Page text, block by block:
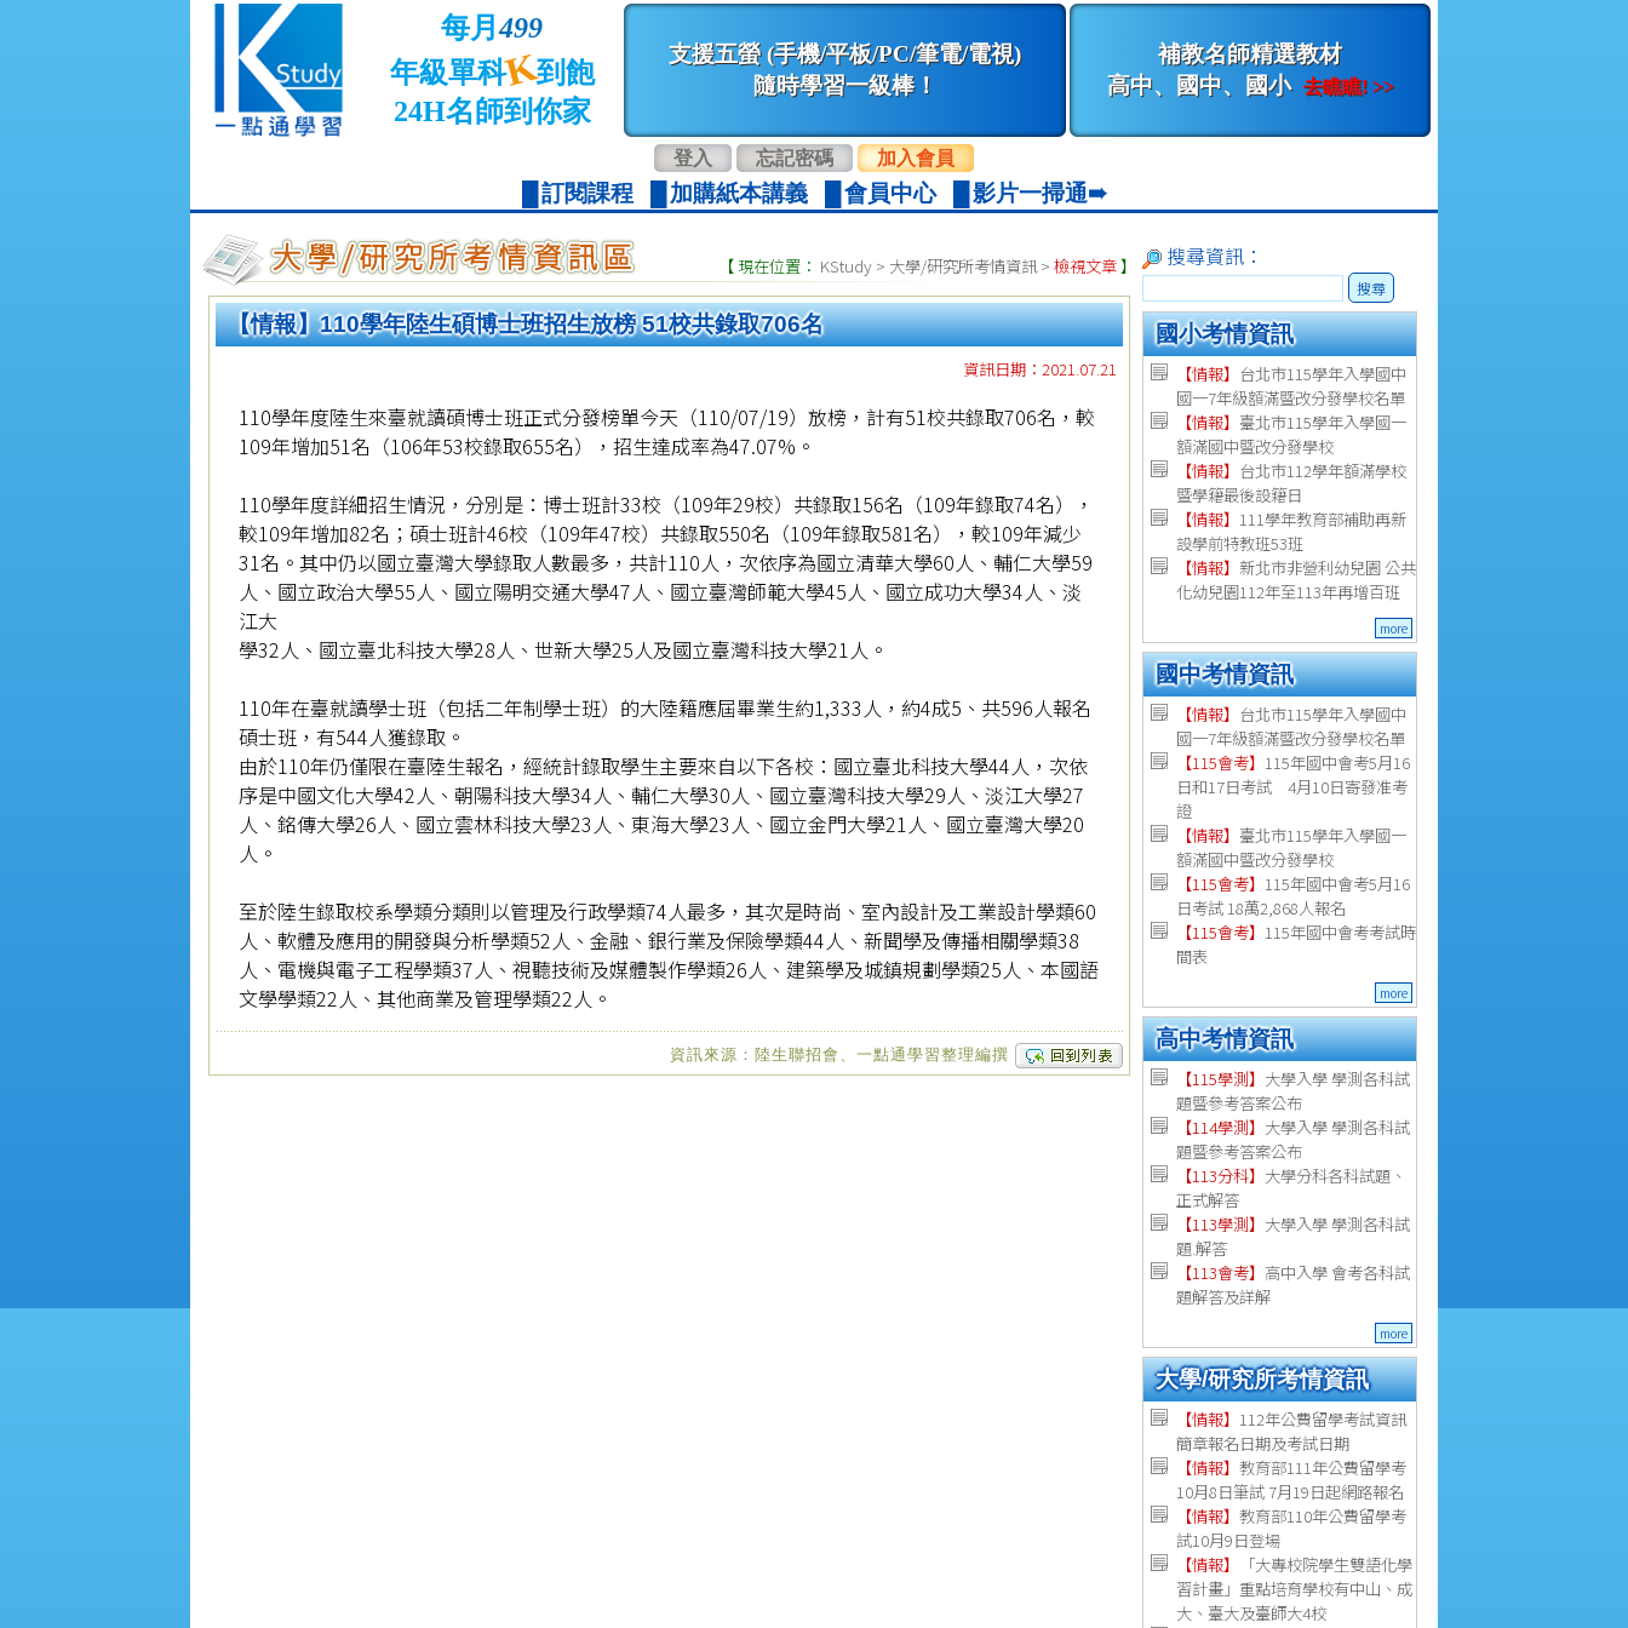
每月499
年級單科K到飽
24H名師到你家
支援五螢 (手機/平板/PC/筆電/電視)
隨時學習一級棒！
補教名師精選教材
高中、國中、國小 去瞧瞧! >>
登入 忘記密碼 加入會員
訂閱課程 加購紙本講義 會員中心 影片一掃通➠
【 現在位置： KStudy > 大學/研究所考情資訊>檢視文章】
【情報】110學年陸生碩博士班招生放榜 51校共錄取706名
資訊日期：2021.07.21
110學年度陸生來臺就讀碩博士班正式分發榜單今天（110/07/19）放榜，計有51校共錄取706名，較
109年增加51名（106年53校錄取655名），招生達成率為47.07%。
110學年度詳細招生情況，分別是：博士班計33校（109年29校）共錄取156名（109年錄取74名），
較109年增加82名；碩士班計46校（109年47校）共錄取550名（109年錄取581名），較109年減少
31名。其中仍以國立臺灣大學錄取人數最多，共計110人，次依序為國立清華大學60人、輔仁大學59
人、國立政治大學55人、國立陽明交通大學47人、國立臺灣師範大學45人、國立成功大學34人、淡
江大
學32人、國立臺北科技大學28人、世新大學25人及國立臺灣科技大學21人。
110年在臺就讀學士班（包括二年制學士班）的大陸籍應屆畢業生約1,333人，約4成5、共596人報名
碩士班，有544人獲錄取。
由於110年仍僅限在臺陸生報名，經統計錄取學生主要來自以下各校：國立臺北科技大學44人，次依
序是中國文化大學42人、朝陽科技大學34人、輔仁大學30人、國立臺灣科技大學29人、淡江大學27
人、銘傳大學26人、國立雲林科技大學23人、東海大學23人、國立金門大學21人、國立臺灣大學20
人。
至於陸生錄取校系學類分類則以管理及行政學類74人最多，其次是時尚、室內設計及工業設計學類60
人、軟體及應用的開發與分析學類52人、金融、銀行業及保險學類44人、新聞學及傳播相關學類38
人、電機與電子工程學類37人、視聽技術及媒體製作學類26人、建築學及城鎮規劃學類25人、本國語
文學學類22人、其他商業及管理學類22人。
資訊來源：陸生聯招會、一點通學習整理編撰
搜尋資訊：
搜尋
國小考情資訊
【情報】 台北市115學年入學國中
國一7年級額滿暨改分發學校名單
【情報】 臺北市115學年入學國一
額滿國中暨改分發學校
【情報】 台北市112學年額滿學校
暨學籍最後設籍日
【情報】 111學年教育部補助再新
設學前特教班53班
【情報】 新北市非營利幼兒園 公共
化幼兒園112年至113年再增百班
more
國中考情資訊
【情報】 台北市115學年入學國中
國一7年級額滿暨改分發學校名單
【115會考】 115年國中會考5月16
日和17日考試 4月10日寄發准考
證
【情報】 臺北市115學年入學國一
額滿國中暨改分發學校
【115會考】 115年國中會考5月16
日考試 18萬2,868人報名
【115會考】 115年國中會考考試時
間表
more
高中考情資訊
【115學測】 大學入學 學測各科試
題暨參考答案公布
【114學測】 大學入學 學測各科試
題暨參考答案公布
【113分科】 大學分科各科試題、
正式解答
【113學測】 大學入學 學測各科試
題.解答
【113會考】 高中入學 會考各科試
題解答及詳解
more
大學/研究所考情資訊
【情報】 112年公費留學考試資訊
簡章報名日期及考試日期
【情報】 教育部111年公費留學考
10月8日筆試 7月19日起網路報名
【情報】 教育部110年公費留學考
試10月9日登場
【情報】
「大專校院學生雙語化學
習計畫」重點培育學校有中山、成
大、臺大及臺師大4校